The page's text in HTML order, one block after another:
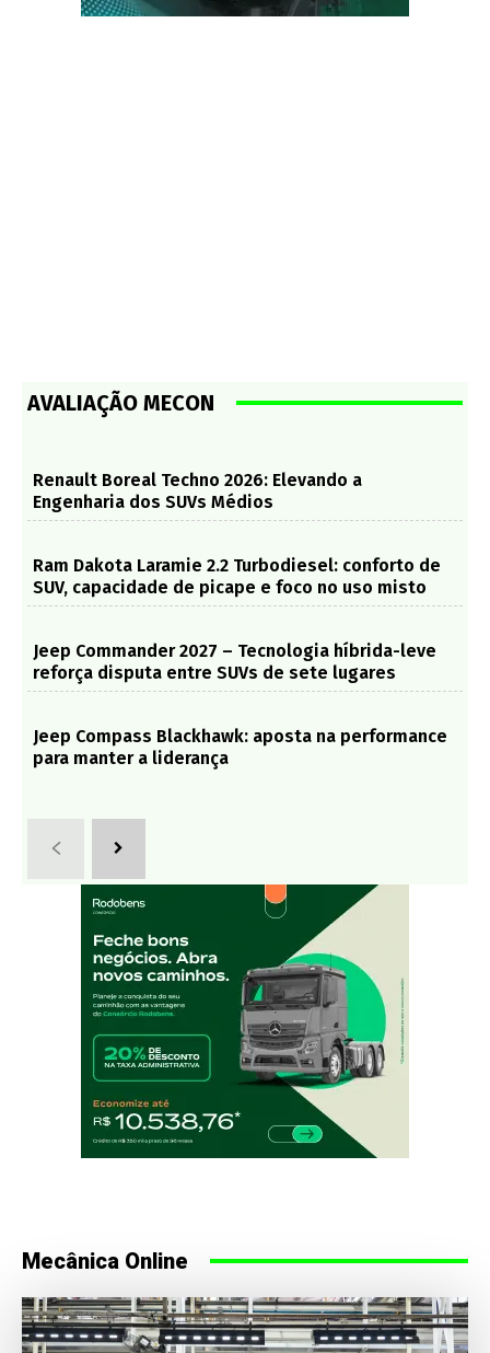
AVALIAÇÃO MECON
Renault Boreal Techno 2026: Elevando a
Engenharia dos SUVs Médios
Ram Dakota Laramie 2.2 Turbodiesel: conforto de
SUV, capacidade de picape e foco no uso misto
Jeep Commander 2027 – Tecnologia híbrida-leve
reforça disputa entre SUVs de sete lugares
Jeep Compass Blackhawk: aposta na performance
para manter a liderança
Mecânica Online